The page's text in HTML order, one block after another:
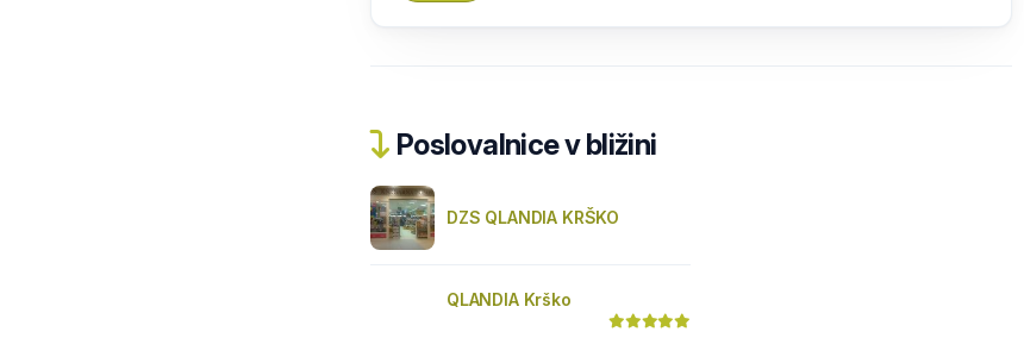
Poslovalnice v bližini
DZS QLANDIA KRŠKO
QLANDIA Krško